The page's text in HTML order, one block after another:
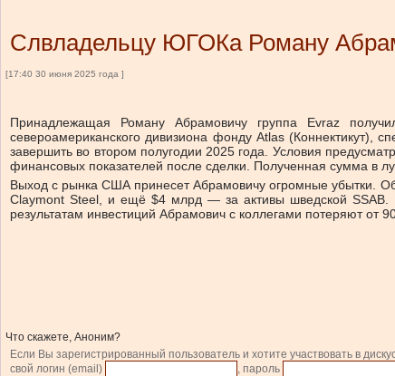
Слвладельцу ЮГОКа Роману
[17:40 30 июня 2025 года ]
Принадлежащая Роману Абрамовичу группа Evraz
североамериканского дивизиона фонду Atlas (Коннектикут),
завершить во втором полугодии 2025 года. Условия
финансовых показателей после сделки. Полученная сумма в
Выход с рынка США принесет Абрамовичу огромные убытки.
Claymont Steel, и ещё $4 млрд — за активы шведской SSAB.
результатам инвестиций Абрамович с коллегами потеряют от
Что скажете, Аноним?
Если Вы зарегистрированный пользователь и хотите участвовать в
свой логин (email)
, пароль